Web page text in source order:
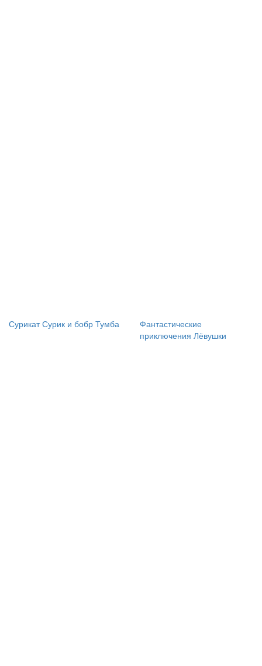
Сурикат Сурик и бобр Тумба
Фантастические
приключения Лёвушки